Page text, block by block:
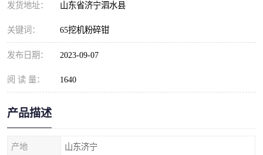
发货地址： 山东省济宁泗水县
关键词： 65挖机粉碎钳
发布日期： 2023-09-07
阅 读 量： 1640
产品描述
产地 山东济宁